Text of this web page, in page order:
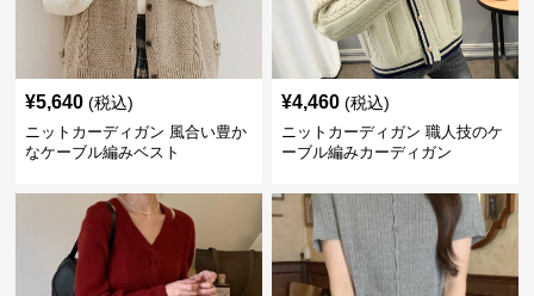
¥5,640 (税込)
ニットカーディガン 風合い豊か
なケーブル編みベスト
¥4,460 (税込)
ニットカーディガン 職人技のケ
ーブル編みカーディガン